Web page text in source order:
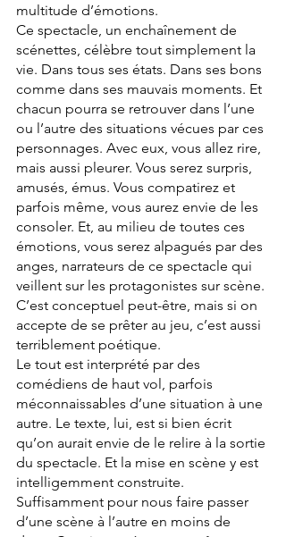
multitude d’émotions.
Ce spectacle, un enchaînement de
scénettes, célèbre tout simplement la
vie. Dans tous ses états. Dans ses bons
comme dans ses mauvais moments. Et
chacun pourra se retrouver dans l’une
ou l’autre des situations vécues par ces
personnages. Avec eux, vous allez rire,
mais aussi pleurer. Vous serez surpris,
amusés, émus. Vous compatirez et
parfois même, vous aurez envie de les
consoler. Et, au milieu de toutes ces
émotions, vous serez alpagués par des
anges, narrateurs de ce spectacle qui
veillent sur les protagonistes sur scène.
C’est conceptuel peut-être, mais si on
accepte de se prêter au jeu, c’est aussi
terriblement poétique.
Le tout est interprété par des
comédiens de haut vol, parfois
méconnaissables d’une situation à une
autre. Le texte, lui, est si bien écrit
qu’on aurait envie de le relire à la sortie
du spectacle. Et la mise en scène y est
intelligemment construite.
Suffisamment pour nous faire passer
d’une scène à l’autre en moins de